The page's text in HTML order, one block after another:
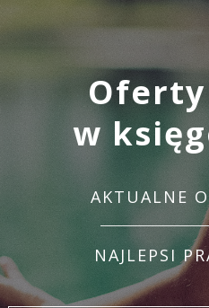
w
AKTUALNE
NAJLEPSI